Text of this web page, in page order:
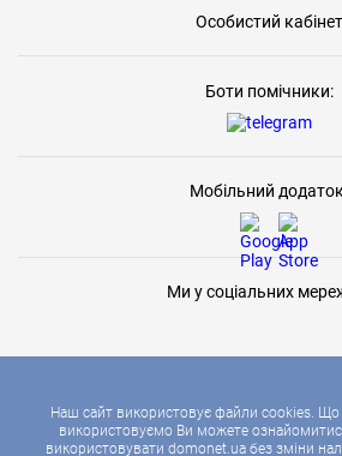
Наш сайт використовує файли cookies. Що
використовуємо Ви можете
використовувати domonet.ua без зміни
Особистий кабінет
Боти помічники:
Мобільний
Ми у соціальних